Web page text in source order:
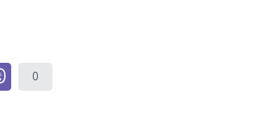
0